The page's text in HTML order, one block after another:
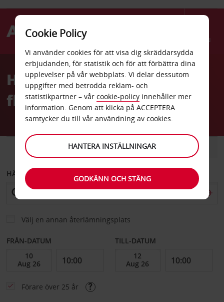
Menu
AvisHyrbil Punta Del Este
flygplats
SKÅPBIL
HÄMTA FRÅN
Välj en annan återlämningsplats
FRÅN-DATUM TILL-DATUM
Förare över 25 år
Cookie Policy
Vi använder cookies för att visa dig skräddarsydda
erbjudanden, för statistik och för att förbättra dina
upplevelser på vår webbplats. Vi delar dessutom
uppgifter med betrodda reklam- och
statistikpartner – vår cookie-policy innehåller mer
information. Genom att klicka på ACCEPTERA
samtycker du till vår användning av cookies.
HANTERA INSTÄLLNINGAR
GODKÄNN OCH STÄNG